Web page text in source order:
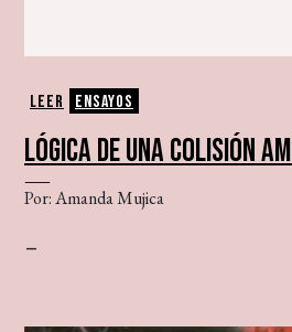
Leer Ensayos
LÓGICA DE UNA COLISIÓN
Por: Amanda Mujica
–